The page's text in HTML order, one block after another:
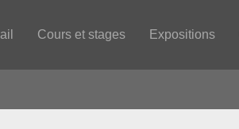
Cours et stages Expositions